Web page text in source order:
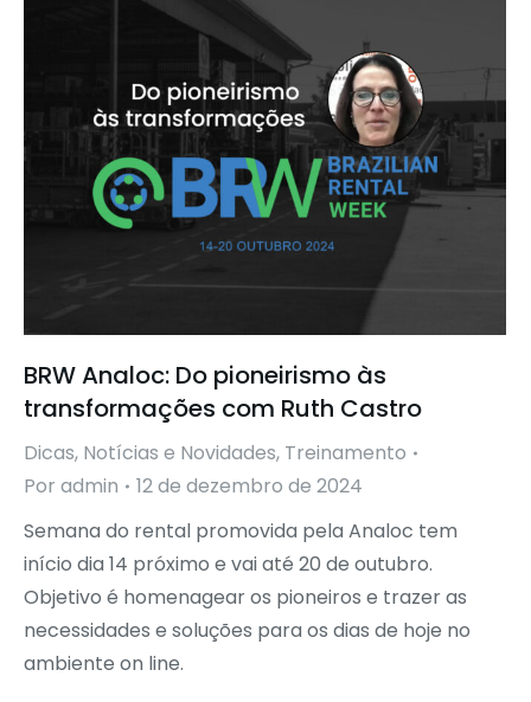
BRW Analoc: Do pioneirismo às
transformações com Ruth Castro
Dicas, Notícias e Novidades, Treinamento
Por admin
12 de dezembro de 2024
Semana do rental promovida pela Analoc tem
início dia 14 próximo e vai até 20 de outubro.
Objetivo é homenagear os pioneiros e trazer as
necessidades e soluções para os dias de hoje no
ambiente on line.